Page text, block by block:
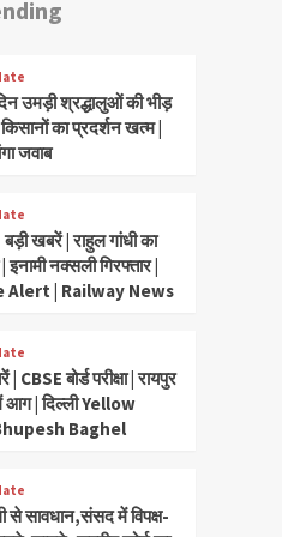
उमड़ी श्रद्धालुओं की भीड़
का प्रदर्शन खत्म |
जवाब
खबरें | राहुल गांधी का
इनामी नक्सली गिरफ्तार |
Alert | Railway News
CBSE बोर्ड परीक्षा | रायपुर
आग | दिल्ली Yellow
Baghel
से सावधान,संसद में विपक्ष-